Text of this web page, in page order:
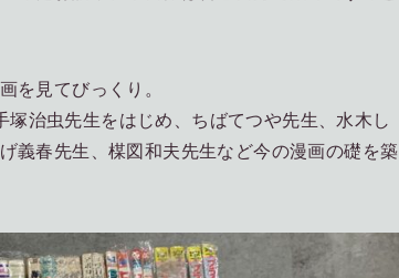
を見てびっくり。
治虫先生をはじめ、ちばてつや先生、水木し
義春先生、楳図和夫先生など今の漫画の礎を築